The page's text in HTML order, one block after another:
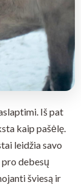
Iš pat
kaip pašėlę.
leidžia savo
debesų
šviesą ir